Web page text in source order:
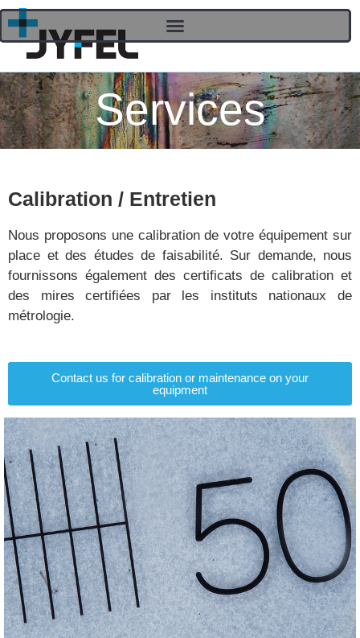
Services
Calibration / Entretien
Nous proposons une calibration de votre équipement sur
place et des études de faisabilité. Sur demande, nous
fournissons également des certificats de calibration et
des mires certifiées par les instituts nationaux de
métrologie.
Contact us for calibration or maintenance on your
equipment